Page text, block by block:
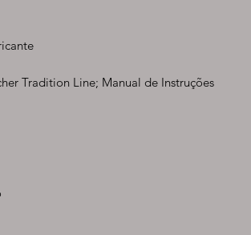
Tradition Line; Manual de Instruções